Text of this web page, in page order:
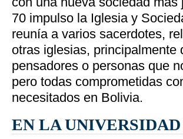
70 impulso la Iglesia y
reunía a varios sacerdotes,
otras iglesias,
pensadores o personas que
pero todas comprometidas
necesitados en Bolivia.
EN LA UNIVERSIDAD